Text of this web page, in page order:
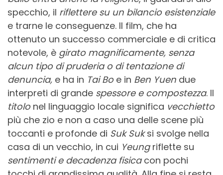
specchio, il riflettere su un bilancio esistenziale
e trarne le conseguenze. Il film, che ha
ottenuto un successo commerciale e di critica
notevole, è girato magnificamente, senza
alcun tipo di pruderia o di tentazione di
denuncia, e ha in Tai Boe in Ben Yuen due
interpreti di grande spessore e compostezza. Il
titolonel linguaggio locale significa vecchietto
più che zio e non a caso una delle scene più
toccanti e profonde di Suk Suksi svolge nella
casa di un vecchio, in cui Yeungriflette su
sentimenti e decadenza fisicacon pochi